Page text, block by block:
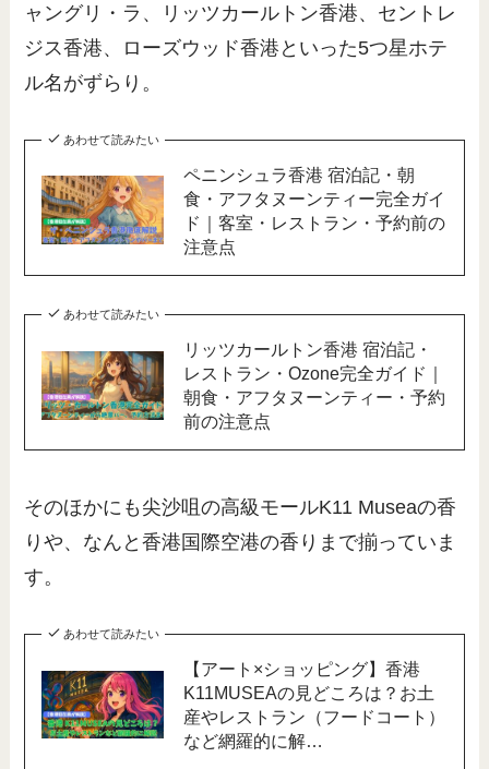
ャングリ・ラ、リッツカールトン香港、セントレ
ジス香港、ローズウッド香港といった5つ星ホテ
ル名がずらり。
あわせて読みたい
ペニンシュラ香港 宿泊記・朝
食・アフタヌーンティー完全ガイ
ド｜客室・レストラン・予約前の
注意点
あわせて読みたい
リッツカールトン香港 宿泊記・
レストラン・Ozone完全ガイド｜
朝食・アフタヌーンティー・予約
前の注意点
そのほかにも尖沙咀の高級モールK11 Museaの香
りや、なんと香港国際空港の香りまで揃っていま
す。
あわせて読みたい
【アート×ショッピング】香港
K11MUSEAの見どころは？お土
産やレストラン（フードコート）
など網羅的に解…